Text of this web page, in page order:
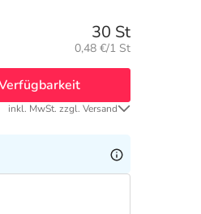
30 St
Grundpreis:
0,48 €/1 St
inkl. MwSt. zzgl. Versand